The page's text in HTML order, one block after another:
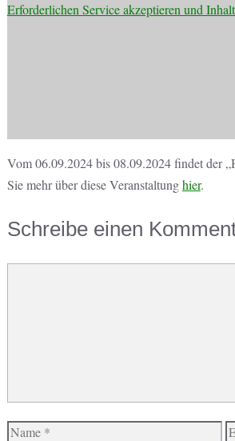
Erforderlichen Service akzeptieren und
Vom 06.09.2024 bis 08.09.2024 findet der
Sie mehr über diese Veranstaltunghier.
Schreibe einen
Name